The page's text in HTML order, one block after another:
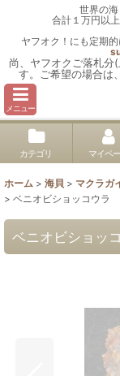
世界の海
合計１万円以
ヤフオク！にも定期
尚、ヤフオクご落札分
す。ご希望の場合は
メニュー
カテゴリ マイペ
ホーム > 海貝 > マクラガ
> ベニオビショッコウラ
ベニオビショッ